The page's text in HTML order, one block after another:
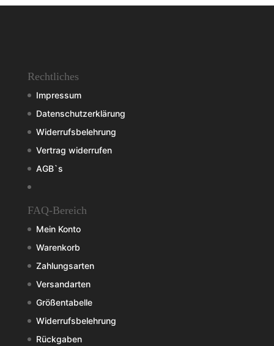
Rechtliches
Impressum
Datenschutzerklärung
Widerrufsbelehrung
Vertrag widerrufen
AGB`s
FAQ-Bereich
Mein Konto
Warenkorb
Zahlungsarten
Versandarten
Größentabelle
Widerrufsbelehrung
Rückgaben